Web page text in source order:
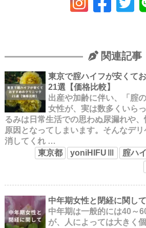
関連記事
東京で腟ハイフが安くて
21選【価格比較】
出産や加齢に伴い、「腟
女性が、実は数多くいら
るみは日常生活での思わぬ尿漏れや
原因となってしまいます。そんなデ
消してくれ …
東京都
yoniHIFUⅢ 腟ハ
中年期女性と閉経に関して
中年期は一般的には40～
が、人によっては大きく